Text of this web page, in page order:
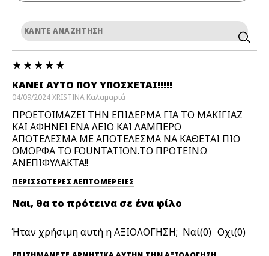
ΚΑΝΕΙ ΑΥΤΟ ΠΟΥ ΥΠΟΣΧΕΤΑΙ!!!!!
04/09/2024XRISTINA Καλαμαριά
ΠΡΟΕΤΟΙΜΑΖΕΙ ΤΗΝ ΕΠΙΔΕΡΜΑ ΓΙΑ ΤΟ ΜΑΚΙΓΙΑΖ
ΚΑΙ ΑΦΗΝΕΙ ΕΝΑ ΛΕΙΟ ΚΑΙ ΛΑΜΠΕΡΟ
ΑΠΟΤΕΛΕΣΜΑ ΜΕ ΑΠΟΤΕΛΕΣΜΑ ΝΑ ΚΑΘΕΤΑΙ ΠΙΟ
ΟΜΟΡΦΑ ΤΟ FOUNTATION.ΤΟ ΠΡΟΤΕΙΝΩ
ΑΝΕΠΙΦΥΛΑΚΤΑ!!
ΠΕΡΙΣΣΌΤΕΡΕΣ ΛΕΠΤΟΜΈΡΕΙΕΣ
Ναι, θα το πρότεινα σε ένα φίλο
Ήταν χρήσιμη αυτή η ΑΞΙΟΛΟΓΗΣΗ; 0 0